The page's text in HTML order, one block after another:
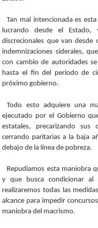
Tan mal intencionada es
lucrando desde el Estado,
discrecionales que van
indemnizaciones siderales,
con cambio de autoridades
hasta el fin del periodo de
próximo gobierno.
Todo esto adquiere una
ejecutado por el Gobierno
estatales, precarizando sus
cerrando paritarias a la baja
debajo de la línea de pobreza.
Repudiamos esta maniobra
y que busca condicionar al
realizaremos todas las
alcance para impedir
maniobra del macrismo.